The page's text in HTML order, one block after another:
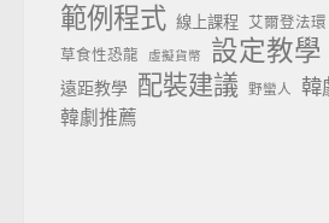
範例程式 線上課程
艾爾登法環
草食性恐龍
虛擬貨幣 設定教學
遠距教學 配裝建議 野蠻人 韓
韓劇推薦